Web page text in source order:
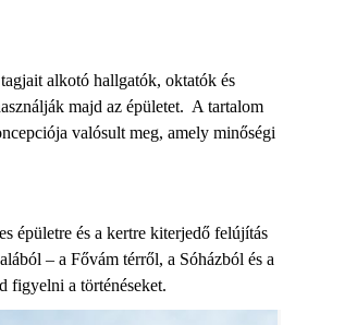
alkotó hallgatók, oktatók és
majd az épületet. A tartalom
valósult meg, amely minőségi
épületre és a kertre kiterjedő felújítás
– a Fővám térről, a Sóházból és a
figyelni a történéseket.